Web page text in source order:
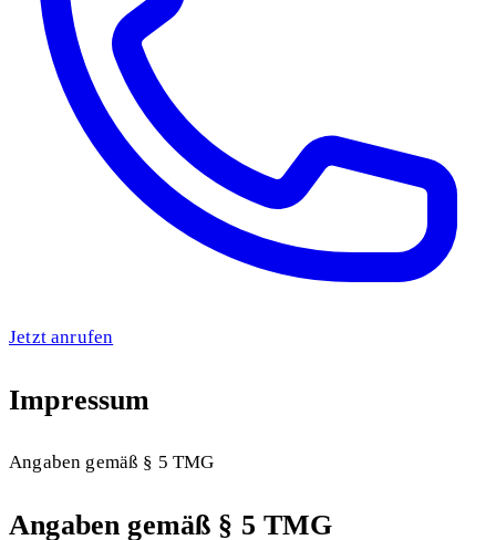
Jetzt anrufen
Impressum
Angaben gemäß § 5 TMG
Angaben gemäß § 5 TMG